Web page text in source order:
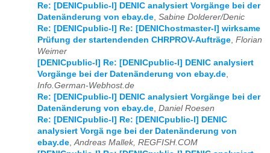
Re: [DENICpublic-l] DENIC analysiert Vorgänge bei der
Datenänderung von ebay.de, Sabine Dolderer/Denic
Re: [DENICpublic-l] Re: [DENIChostmaster-l] wirksame
Prüfung der startendenden CHRPROV-Aufträge, Florian
Weimer
[DENICpublic-l] Re: [DENICpublic-l] DENIC analysiert
Vorgänge bei der Datenänderung von ebay.de,
Info.German-Webhost.de
Re: [DENICpublic-l] DENIC analysiert Vorgänge bei der
Datenänderung von ebay.de, Daniel Roesen
Re: [DENICpublic-l] Re: [DENICpublic-l] DENIC
analysiert Vorgä nge bei der Datenänderung von
ebay.de,Andreas Mallek, REGFISH.COM